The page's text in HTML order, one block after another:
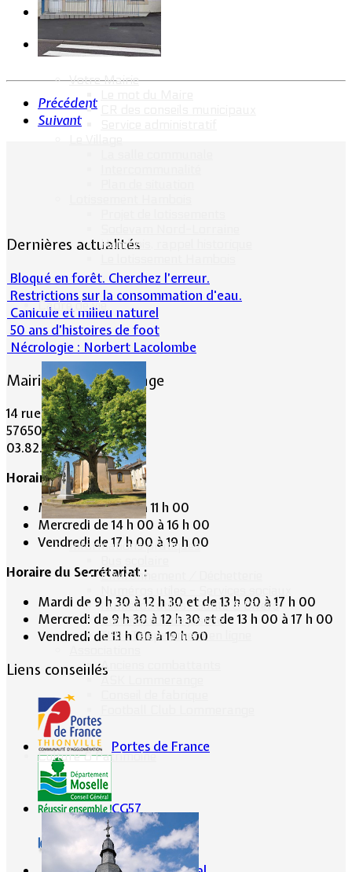
Votre Mairie
Hambois, rappel historique
Cadre de vie
Informations pratiques
Environnement / Déchetterie
Numéros utiles -Santé & Divers
Conciliateur de justice
TIPI : Télépaiement en ligne
Anciens combattants
ASK Lommerange
Culture & Patrimoine
Précédent
Suivant
Dernières actualités
Bloqué en forêt. Cherchez l’erreur.
Restrictions sur la consommation d'eau.
Canicule et milieu naturel
50 ans d’histoires de foot
Nécrologie : Norbert Lacolombe
Mairie de Lommerange
14 rue Maréchal Joffre
57650 LOMMERANGE
03.82.84.81.48
Horaire de la Mairie:
Mardi de 10 h 00 à 11 h 00
Mercredi de 14 h 00 à 16 h 00
Vendredi de 17 h 00 à 19 h 00
Horaire du Secrétariat :
Mardi de 9 h 30 à 12 h 30 et de 13 h 00 à 17 h 00
Mercredi de 9 h 30 à 12 h 30 et de 13 h 00 à 17 h 00
Vendredi de 13 h 00 à 19 h 00
Liens conseillés
Portes de France
CG57